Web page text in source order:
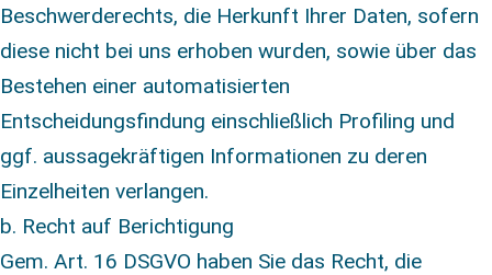
Beschwerderechts, die Herkunft Ihrer Daten, sofern
diese nicht bei uns erhoben wurden, sowie über das
Bestehen einer automatisierten
Entscheidungsfindung einschließlich Profiling und
ggf. aussagekräftigen Informationen zu deren
Einzelheiten verlangen.
b. Recht auf Berichtigung
Gem. Art. 16 DSGVO haben Sie das Recht, die